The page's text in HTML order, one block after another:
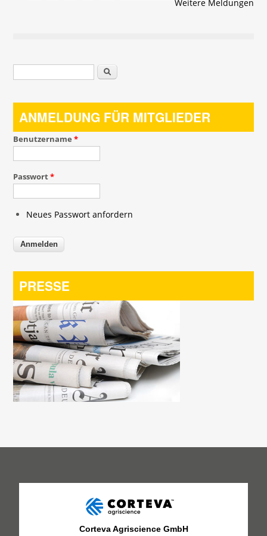
Weitere Meldungen
Suchformular Suche
ANMELDUNG FÜR MITGLIEDER
Benutzername*
Passwort*
Neues Passwort anfordern
PRESSE
Corteva Agriscience GmbH